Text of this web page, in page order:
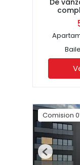
Comision
Previous